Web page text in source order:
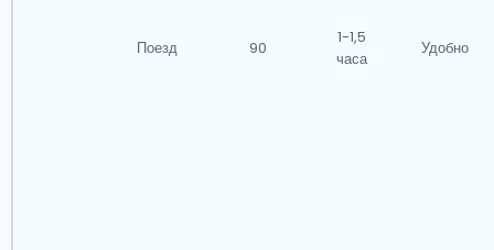
Поезд 90
1-1,5
часа
Удобно